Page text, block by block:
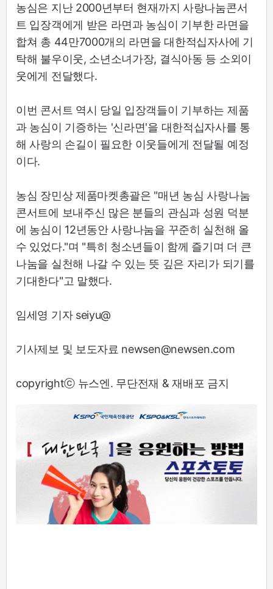
농심은 지난 2000년부터 현재까지 사랑나눔콘서
트 입장객에게 받은 라면과 농심이 기부한 라면을
합쳐 총 44만7000개의 라면을 대한적십자사에 기
탁해 불우이웃, 소년소녀가장, 결식아동 등 소외이
웃에게 전달했다.
이번 콘서트 역시 당일 입장객들이 기부하는 제품
과 농심이 기증하는 '신라면'을 대한적십자사를 통
해 사랑의 손길이 필요한 이웃들에게 전달될 예정
이다.
농심 장민상 제품마켓총괄은 "매년 농심 사랑나눔
콘서트에 보내주신 많은 분들의 관심과 성원 덕분
에 농심이 12년동안 사랑나눔을 꾸준히 실천해 올
수 있었다."며 "특히 청소년들이 함께 즐기며 더 큰
나눔을 실천해 나갈 수 있는 뜻 깊은 자리가 되기를
기대한다"고 말했다.
임세영 기자 seiyu@
기사제보 및 보도자료 newsen@newsen.com
copyrightⓒ 뉴스엔. 무단전재 & 재배포 금지